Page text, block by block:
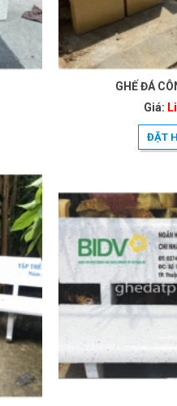
GHẾ ĐÁ
Giá:
ĐẶT